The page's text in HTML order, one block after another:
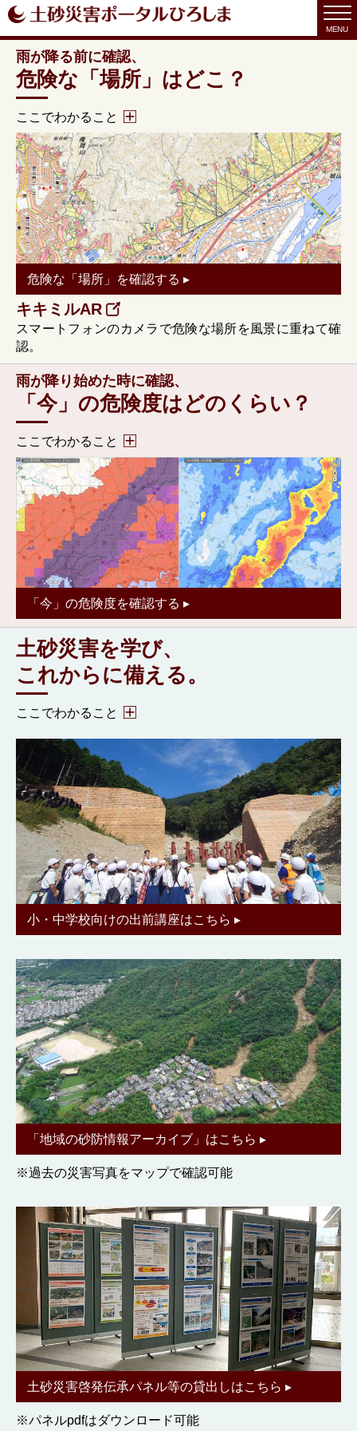
MENU
雨が降る前に確認、
危険な「場所」はどこ？
ここでわかること
・自宅周辺など、身近に「土砂災害警戒区域等」がある
かわかる。
・区域内やその付近にお住まいの場合、雨の日はしっか
りと情報収集をし、いざという時に備える。
・土砂災害警戒区域等は、宅地造成、地形改変等に伴
い、新たな指定や見直しを行う場合があります。
危険な「場所」を確認する ▸
キキミルAR
スマートフォンのカメラで危険な場所を風景に重ねて確
認。
雨が降り始めた時に確認、
「今」の危険度はどのくらい？
ここでわかること
・住んでいる地域の土砂災害に関する「今」の危険度が
わかる。
・より詳しい情報（気象情報・雨量・土砂災害危険度な
ど）もわかる。
「今」の危険度を確認する ▸
土砂災害を学び、
これからに備える。
ここでわかること
信。
小・中学校向けの出前講座はこちら ▸
「地域の砂防情報アーカイブ」はこちら ▸
※過去の災害写真をマップで確認可能
土砂災害啓発伝承パネル等の貸出しはこちら ▸
※パネルpdfはダウンロード可能